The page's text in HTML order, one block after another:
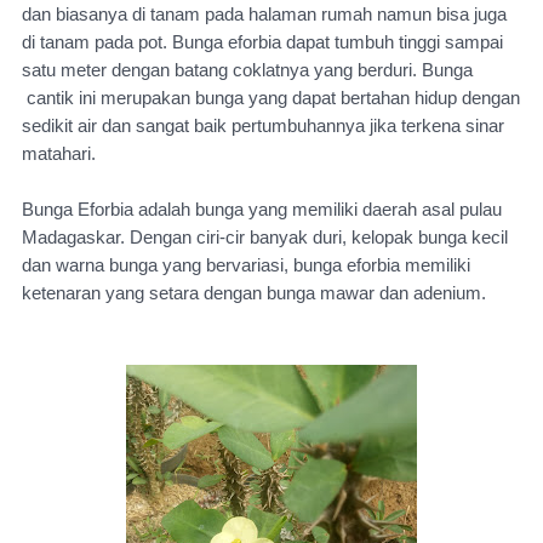
dan biasanya di tanam pada halaman rumah namun bisa juga
di tanam pada pot. Bunga eforbia dapat tumbuh tinggi sampai
satu meter dengan batang coklatnya yang berduri. Bunga
cantik ini merupakan bunga yang dapat bertahan hidup dengan
sedikit air dan sangat baik pertumbuhannya jika terkena sinar
matahari.
Bunga Eforbia adalah bunga yang memiliki daerah asal pulau
Madagaskar. Dengan ciri-cir banyak duri, kelopak bunga kecil
dan warna bunga yang bervariasi, bunga eforbia memiliki
ketenaran yang setara dengan bunga mawar dan adenium.